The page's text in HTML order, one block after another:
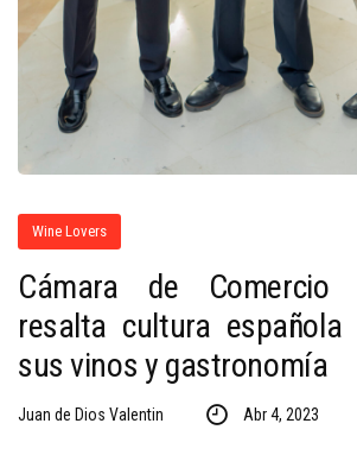
Wine Lovers
Cámara de Comercio
resalta cultura
sus vinos y gastronomía
Juan de Dios Valentin Abr 4, 2023